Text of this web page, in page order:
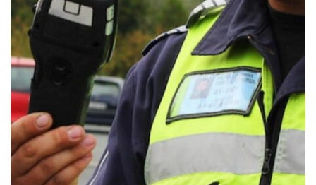
УКРАЙНА
СПОРТ
РАЗСЛЕДВАНЕ
БИЗНЕС
ЮГ
Управители:
Веселин
Василев,
email:
v.vasilev@flagman.bg